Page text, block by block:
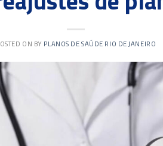
ON BY PLANOS DE SAÚDE RIO DE JANEIRO